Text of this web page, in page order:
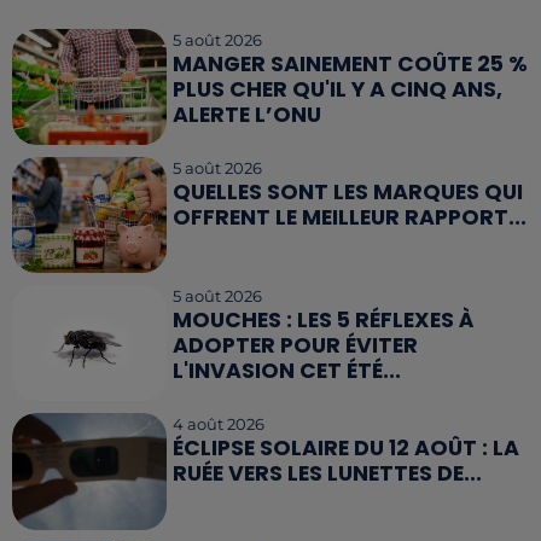
5 août 2026
MANGER SAINEMENT COÛTE 25 %
PLUS CHER QU'IL Y A CINQ ANS,
ALERTE L’ONU
5 août 2026
QUELLES SONT LES MARQUES QUI
OFFRENT LE MEILLEUR RAPPORT...
5 août 2026
MOUCHES : LES 5 RÉFLEXES À
ADOPTER POUR ÉVITER
L'INVASION CET ÉTÉ...
4 août 2026
ÉCLIPSE SOLAIRE DU 12 AOÛT : LA
RUÉE VERS LES LUNETTES DE...